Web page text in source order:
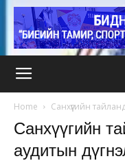
Home Санхүүгийн
Санхүүгийн
аудитын